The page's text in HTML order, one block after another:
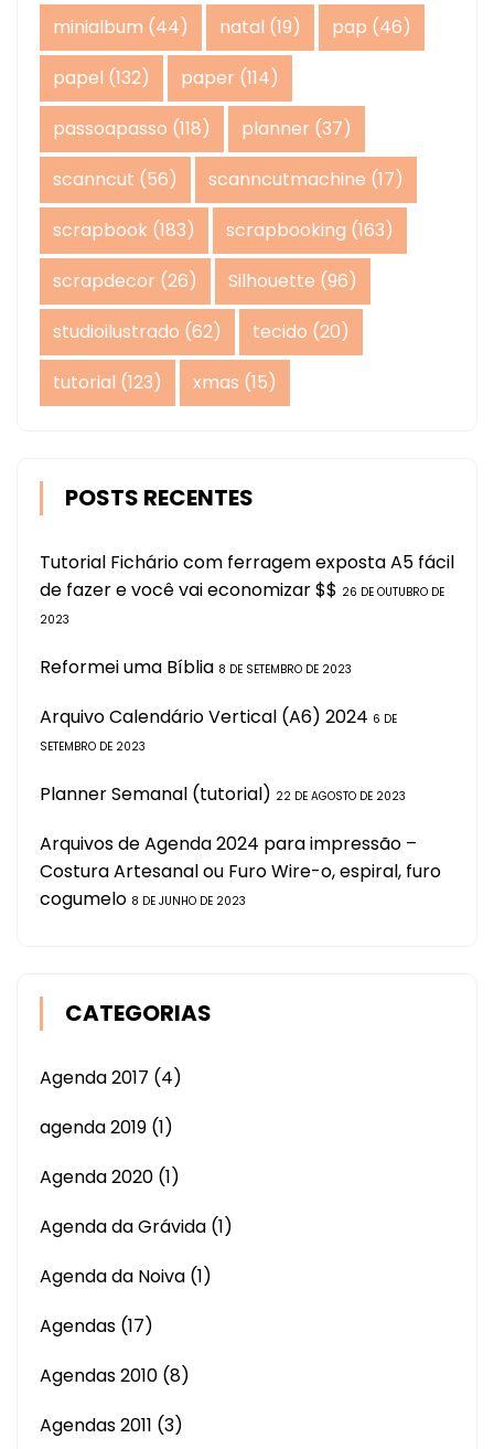
minialbum (44) natal (19) pap (46)
papel (132) paper (114)
passoapasso (118) planner (37)
scanncut (56) scanncutmachine (17)
scrapbook (183) scrapbooking (163)
scrapdecor (26) Silhouette (96)
studioilustrado (62) tecido (20)
tutorial (123) xmas (15)
POSTS RECENTES
Tutorial Fichário com ferragem exposta A5 fácil
de fazer e você vai economizar $$ 26 DE OUTUBRO DE
2023
Reformei uma Bíblia 8 DE SETEMBRO DE 2023
Arquivo Calendário Vertical (A6) 2024 6 DE
SETEMBRO DE 2023
Planner Semanal (tutorial) 22 DE AGOSTO DE 2023
Arquivos de Agenda 2024 para impressão –
Costura Artesanal ou Furo Wire-o, espiral, furo
cogumelo 8 DE JUNHO DE 2023
CATEGORIAS
Agenda 2017 (4)
agenda 2019 (1)
Agenda 2020 (1)
Agenda da Grávida (1)
Agenda da Noiva (1)
Agendas (17)
Agendas 2010 (8)
Agendas 2011 (3)